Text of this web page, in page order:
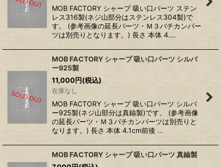
MOB FACTORY シャープ 吸い口パーツ ステン
レス316製(ネジ山部分はステンレス304製)で
す。 (参考画像の延長パーツ・Ｍ３バチカンパー
ツは別売りとなります。) 長さ 本体 4.…
MOB FACTORY シャープ 吸い口パーツ シルバ
ー925製
11,000円(税込)
在庫なし
MOB FACTORY シャープ 吸い口パーツ シルバ
ー925製(ネジ山部分は真鍮製)です。 (参考画像
の延長パーツ・Ｍ３バチカンパーツは別売りと
なります。) 長さ 本体 4.1cm前後 …
MOB FACTORY シャープ 吸い口パーツ 真鍮製